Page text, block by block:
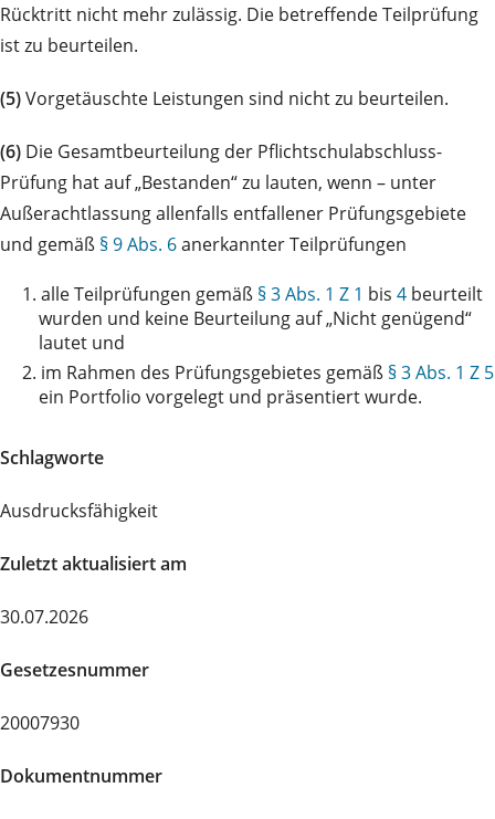
Rücktritt nicht mehr zulässig. Die betreffende Teilprüfung
ist zu beurteilen.
(5)Vorgetäuschte Leistungen sind nicht zu beurteilen.
(6) Die Gesamtbeurteilung der Pflichtschulabschluss-
Prüfung hat auf „Bestanden“ zu lauten, wenn – unter
Außerachtlassung allenfalls entfallener Prüfungsgebiete
und gemäß § 9 Abs. 6anerkannter Teilprüfungen
1. alle Teilprüfungen gemäß § 3 Abs. 1 Z 1 bis 4 beurteilt
wurden und keine Beurteilung auf „Nicht genügend“
lautet und
2. im Rahmen des Prüfungsgebietes gemäß § 3 Abs. 1 Z 5
ein Portfolio vorgelegt und präsentiert wurde.
Schlagworte
Ausdrucksfähigkeit
Zuletzt aktualisiert am
30.07.2026
Gesetzesnummer
20007930
Dokumentnummer